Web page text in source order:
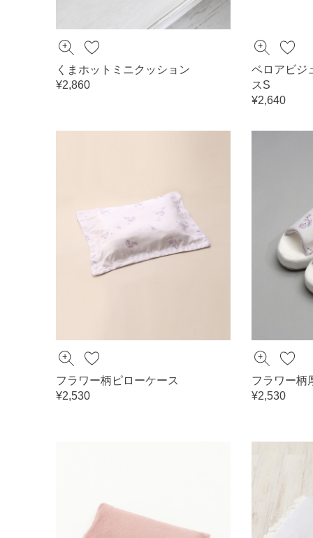
くまホットミニクッション
¥2,860
ベロアビジ
スS
¥2,640
フラワー柄ピローケース
¥2,530
フラワー柄
¥2,530